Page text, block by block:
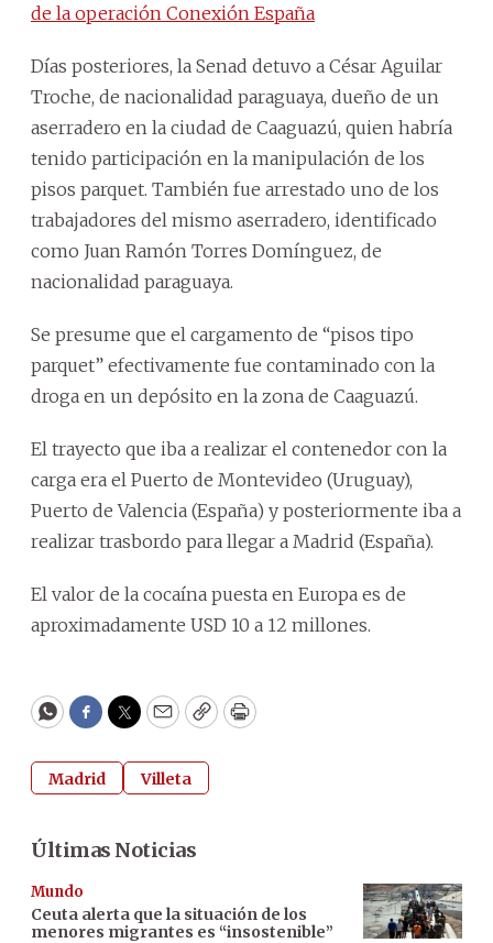
de la operación Conexión España
Días posteriores, la Senad detuvo a César Aguilar
Troche, de nacionalidad paraguaya, dueño de un
aserradero en la ciudad de Caaguazú, quien habría
tenido participación en la manipulación de los
pisos parquet. También fue arrestado uno de los
trabajadores del mismo aserradero, identificado
como Juan Ramón Torres Domínguez, de
nacionalidad paraguaya.
Se presume que el cargamento de “pisos tipo
parquet” efectivamente fue contaminado con la
droga en un depósito en la zona de Caaguazú.
El trayecto que iba a realizar el contenedor con la
carga era el Puerto de Montevideo (Uruguay),
Puerto de Valencia (España) y posteriormente iba a
realizar trasbordo para llegar a Madrid (España).
El valor de la cocaína puesta en Europa es de
aproximadamente USD 10 a 12 millones.
WhatsApp
Facebook
Twitter
EmailCopyPrint
Madrid Villeta
Últimas Noticias
Mundo
Ceuta alerta que la situación de los
menores migrantes es “insostenible”